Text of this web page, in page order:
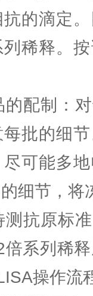
的滴定
稀释。
的配制：
批的细
可能多
细节，将
测抗原标
倍系列稀
操作流